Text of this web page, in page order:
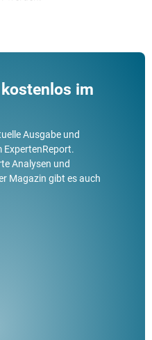
kostenlos im
Ausgabe und
ExpertenReport.
Analysen und
Magazin gibt es auch